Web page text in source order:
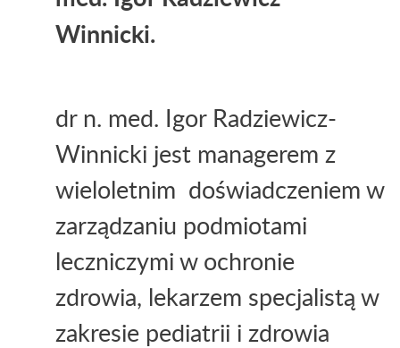
Winnicki.
dr n. med. Igor Radziewicz-
Winnicki jest managerem z
wieloletnim doświadczeniem w
zarządzaniu podmiotami
leczniczymi w ochronie
zdrowia, lekarzem specjalistą w
zakresie pediatrii i zdrowia